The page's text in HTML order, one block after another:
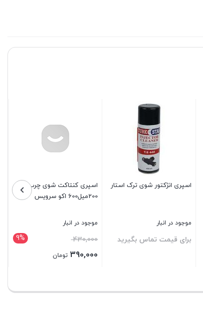
اسپری انژکتور شوی ترک استار
موجود در انبار
برای قیمت تماس بگیرید
اسپری کنتاکت شوی چرب
200میل600 اکو سرویس
موجود در انبار
9% 430,000قیمت
اصلی:390,000 تومان